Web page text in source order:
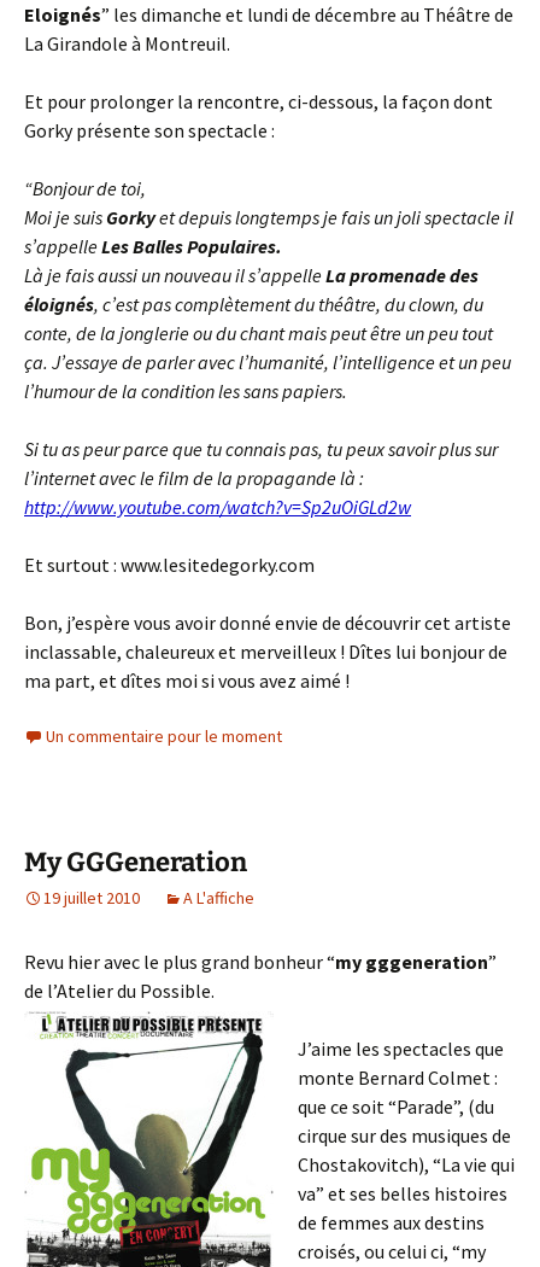
Eloignés” les dimanche et lundi de décembre au Théâtre de
La Girandole à Montreuil.
Et pour prolonger la rencontre, ci-dessous, la façon dont
Gorky présente son spectacle :
“Bonjour de toi,
Moi je suis Gorkyet depuis longtemps je fais un joli spectacle il
s’appelleLes Balles Populaires.
Là je fais aussi un nouveau il s’appelleLa promenade des
éloignés, c’est pas complètement du théâtre, du clown, du
conte, de la jonglerie ou du chant mais peut être un peu tout
ça. J’essaye de parler avec l’humanité, l’intelligence et un peu
l’humour de la condition les sans papiers.
Si tu as peur parce que tu connais pas, tu peux savoir plus sur
l’internet avec le film de la propagande là :
http://www.youtube.com/watch?v=Sp2uOiGLd2w
Et surtout : www.lesitedegorky.com
Bon, j’espère vous avoir donné envie de découvrir cet artiste
inclassable, chaleureux et merveilleux ! Dîtes lui bonjour de
ma part, et dîtes moi si vous avez aimé !
Un commentaire pour le moment
My GGGeneration
19 juillet 2010 A L'affiche
Revu hier avec le plus grand bonheur “my gggeneration”
de l’Atelier du Possible.
J’aime les spectacles que
monte Bernard Colmet :
que ce soit “Parade”, (du
cirque sur des musiques de
Chostakovitch), “La vie qui
va” et ses belles histoires
de femmes aux destins
croisés, ou celui ci, “my